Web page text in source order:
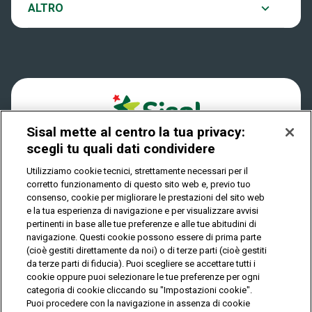
Play Your Date
Dove si gioca
Quanto si vince
Come riscuotere
ALTRO
Notifiche
Privacy
IL GIOCO È VIETATO AI MINORI E PUÒ CAUSARE
DIPENDENZA PATOLOGICA
© Copyright Sisal Italia S.p.A. - P.I. 02433760135
Privacy Cookies
Mappa
del
sito
Sisal mette al centro la tua privacy:
scegli tu quali dati condividere
Utilizziamo cookie tecnici, strettamente necessari per il
corretto funzionamento di questo sito web e, previo tuo
consenso, cookie per migliorare le prestazioni del sito web
e la tua esperienza di navigazione e per visualizzare avvisi
pertinenti in base alle tue preferenze e alle tue abitudini di
navigazione. Questi cookie possono essere di prima parte
(cioè gestiti direttamente da noi) o di terze parti (cioè gestiti
da terze parti di fiducia). Puoi scegliere se accettare tutti i
cookie oppure puoi selezionare le tue preferenze per ogni
categoria di cookie cliccando su "Impostazioni cookie".
Puoi procedere con la navigazione in assenza di cookie